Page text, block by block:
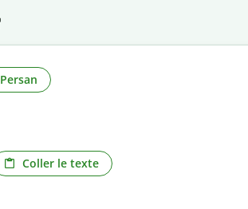
Coller le texte
Persan